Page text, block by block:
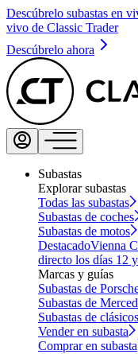
Descúbrelo subastas en
vivo de Classic Trader
Descúbrelo ahora
Subastas
Explorar subastas
Todas las subastas
Subastas de coches
Subastas de motos
DestacadoVienna
directo los días 12
Marcas y guías
Subastas de
Subastas de
Subastas de
Vender en subasta
Comprar en subasta